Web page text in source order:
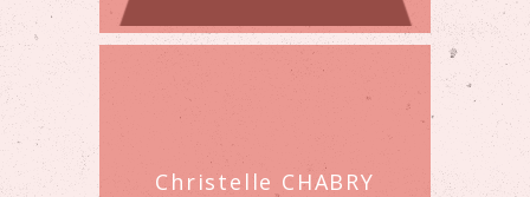
Christelle CHABRY